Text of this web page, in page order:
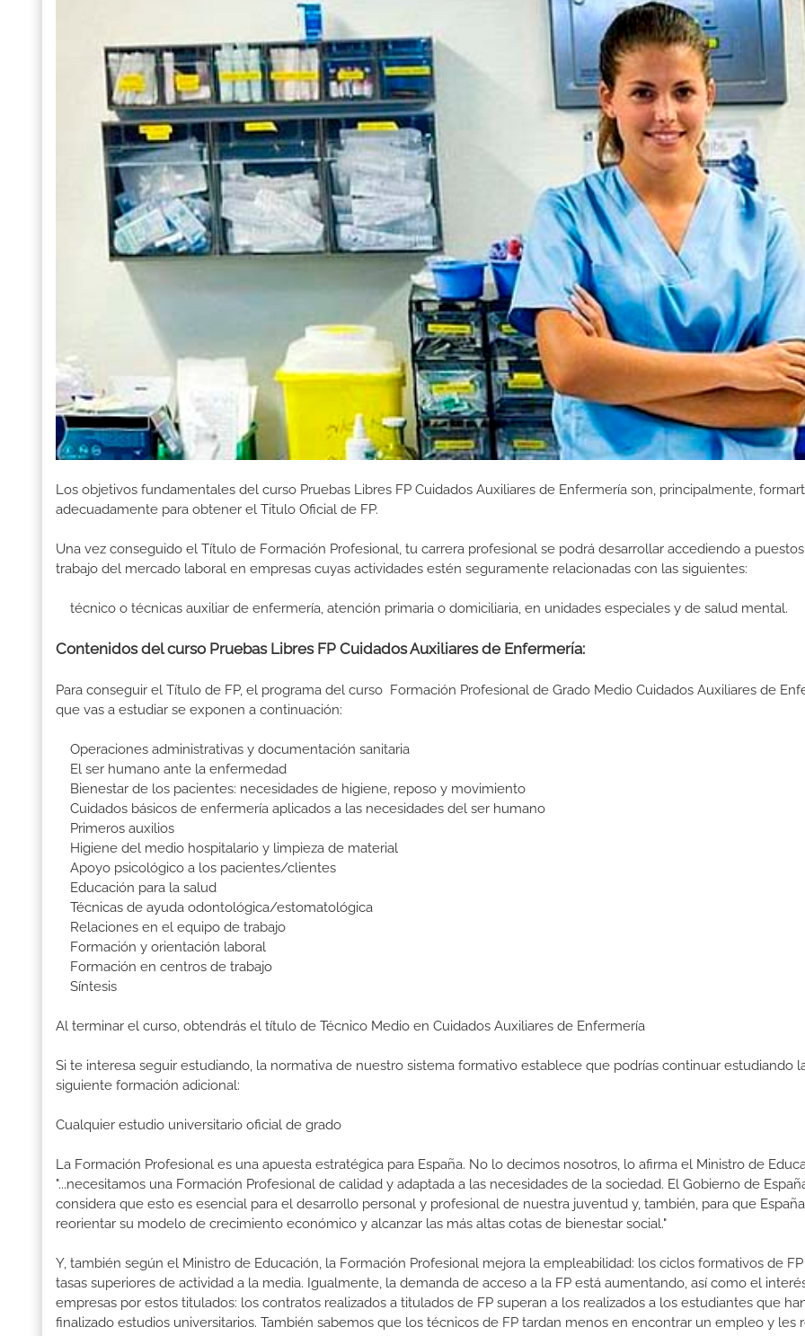
Los objetivos fundamentales del curso Pruebas Libres FP Cuidados Auxiliares de Enfermería son, principalmente,
adecuadamente para obtener el Titulo Oficial de FP.
Una vez conseguido el Título de Formación Profesional, tu carrera profesional se podrá desarrollar accediendo a
trabajo del mercado laboral en empresas cuyas actividades estén seguramente relacionadas con las siguientes:
técnico o técnicas auxiliar de enfermería, atención primaria o domiciliaria, en unidades especiales y de salud mental.
Contenidos del curso Pruebas Libres FP Cuidados Auxiliares de Enfermería:
Para conseguir el Título de FP, el programa del curso Formación Profesional de Grado Medio Cuidados Auxiliares de
que vas a estudiar se exponen a continuación:
Operaciones administrativas y documentación sanitaria
El ser humano ante la enfermedad
Bienestar de los pacientes: necesidades de higiene, reposo y movimiento
Cuidados básicos de enfermería aplicados a las necesidades del ser humano
Primeros auxilios
Higiene del medio hospitalario y limpieza de material
Apoyo psicológico a los pacientes/clientes
Educación para la salud
Técnicas de ayuda odontológica/estomatológica
Relaciones en el equipo de trabajo
Formación y orientación laboral
Formación en centros de trabajo
Síntesis
Al terminar el curso, obtendrás el título de Técnico Medio en Cuidados Auxiliares de Enfermería
Si te interesa seguir estudiando, la normativa de nuestro sistema formativo establece que podrías continuar estudiando
siguiente formación adicional:
Cualquier estudio universitario oficial de grado
La Formación Profesional es una apuesta estratégica para España. No lo decimos nosotros, lo afirma el Ministro de
"...necesitamos una Formación Profesional de calidad y adaptada a las necesidades de la sociedad. El Gobierno de
considera que esto es esencial para el desarrollo personal y profesional de nuestra juventud y, también, para que
reorientar su modelo de crecimiento económico y alcanzar las más altas cotas de bienestar social."
Y, también según el Ministro de Educación, la Formación Profesional mejora la empleabilidad: los ciclos formativos de
tasas superiores de actividad a la media. Igualmente, la demanda de acceso a la FP está aumentando, así como el
empresas por estos titulados: los contratos realizados a titulados de FP superan a los realizados a los estudiantes que
finalizado estudios universitarios. También sabemos que los técnicos de FP tardan menos en encontrar un empleo y les